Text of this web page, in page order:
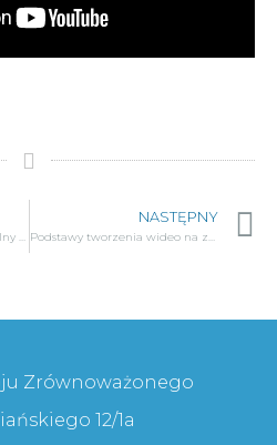
Dziękujemy za kolejny wspólny rok!
NASTĘPNY
Podstawy tworzenia wideo na zajęciach z grafiki komputerowej dla seniorów
Zrównoważonego
12/1a